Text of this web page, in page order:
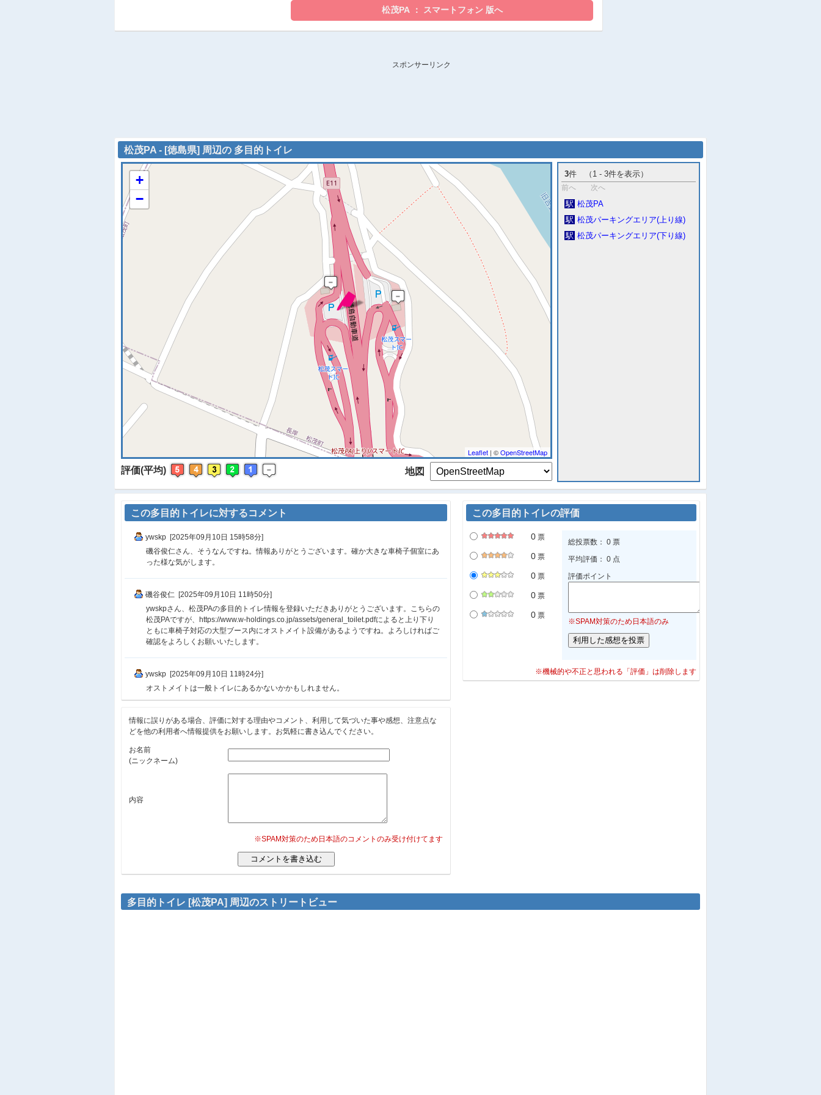
スポンサーリンク
松茂PA - [徳島県] 周辺の 多目的トイレ
※ マップを検索、表示中です ※
+
−
Leaflet | ©OpenStreetMap
評価(平均) 地図
3件 （1 - 3件を表示）
前へ 次へ
駅 松茂PA
駅 松茂パーキングエリア(上り線)
駅 松茂パーキングエリア(下り線)
この多目的トイレの評価
0 票
0 票
0 票
0 票
0 票
総投票数： 0 票
平均評価： 0 点
評価ポイント
※SPAM対策のため日本語のみ
※機械的や不正と思われる「評価」は削除します
この多目的トイレに対するコメント
ywskp [2025年09月10日 15時58分]
磯谷俊仁さん、そうなんですね。情報ありがとうございます。確か大きな車椅子個室にあ
った様な気がします。
磯谷俊仁 [2025年09月10日 11時50分]
ywskpさん、松茂PAの多目的トイレ情報を登録いただきありがとうございます。こちらの
松茂PAですが、https://www.w-holdings.co.jp/assets/general_toilet.pdfによると上り下り
ともに車椅子対応の大型ブース内にオストメイト設備があるようですね。よろしければご
確認をよろしくお願いいたします。
ywskp [2025年09月10日 11時24分]
オストメイトは一般トイレにあるかないかかもしれません。
情報に誤りがある場合、評価に対する理由やコメント、利用して気づいた事や感想、注意点な
どを他の利用者へ情報提供をお願いします。お気軽に書き込んでください。
お名前
(ニックネーム)
内容
※SPAM対策のため日本語のコメントのみ受け付けてます
多目的トイレ [松茂PA] 周辺のストリートビュー